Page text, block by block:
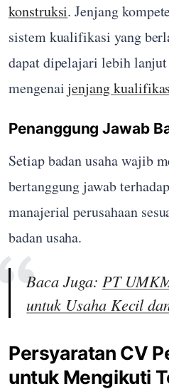
konstruksi. Jenjang
sistem kualifikasi yang
dapat dipelajari lebih
mengenaijenjang
Penanggung Jawab
Setiap badan usaha wajib
bertanggung jawab
manajerial perusahaan
badan usaha.
Baca Juga: PT
untuk Usaha Kecil
Persyaratan CV
untuk Mengikuti